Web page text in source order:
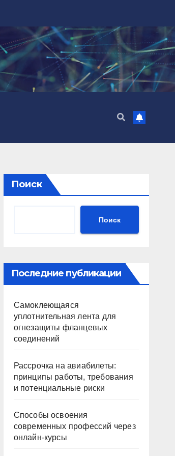
Поиск
Поиск
Последние публикации
Самоклеющаяся
уплотнительная лента для
огнезащиты фланцевых
соединений
Рассрочка на авиабилеты:
принципы работы, требования
и потенциальные риски
Способы освоения
современных профессий через
онлайн-курсы